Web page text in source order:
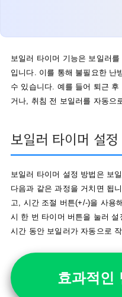
보일러 타이머 기능은 보일러
입니다. 이를 통해 불필요한 난
수 있습니다. 예를 들어 퇴근
거나, 취침 전 보일러를 자동으
보일러 타이머 설정
보일러 타이머 설정 방법은 보
다음과 같은 과정을 거치면 됩
고, 시간 조절 버튼(+/-)을 사용
시 한 번 타이머 버튼을 눌러
시간 동안 보일러가 자동으로
효과적인